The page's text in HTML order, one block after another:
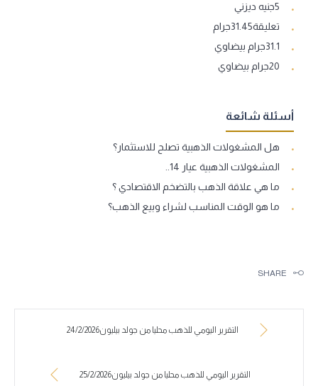
5جنيه ديزني
تعليقة31.45جرام
31.1جرام بيضاوي
20جرام بيضاوي
أسئلة شائعة
هل المشغولات الذهبية تصلح للاستثمار؟
المشغولات الذهبية عيار 14..
ما هي علاقة الذهب بالتضخم الاقتصادي ؟
ما هو الوقت المناسب لشراء وبيع الذهب؟
SHARE
التقرير اليومي للذهب محليا من جولد بيليون24/2/2026
التقرير اليومي للذهب محليا من جولد بيليون25/2/2026